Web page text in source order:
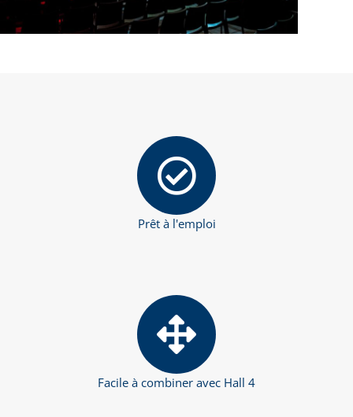
Prêt à l'emploi
Facile à combiner avec Hall 4